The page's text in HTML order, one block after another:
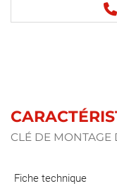
CLÉ DE MONTAGE
Fiche technique